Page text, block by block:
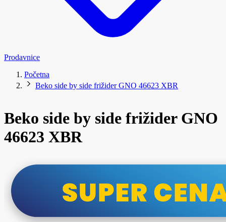
Prodavnice
Početna
Beko side by side frižider GNO 46623 XBR
Beko side by side frižider GNO
46623 XBR